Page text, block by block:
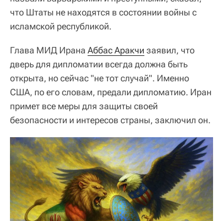
что Штаты не находятся в состоянии войны с
исламской республикой.
Глава МИД Ирана Аббас Аракчи заявил, что
дверь для дипломатии всегда должна быть
открыта, но сейчас "не тот случай". Именно
США, по его словам, предали дипломатию. Иран
примет все меры для защиты своей
безопасности и интересов страны, заключил он.